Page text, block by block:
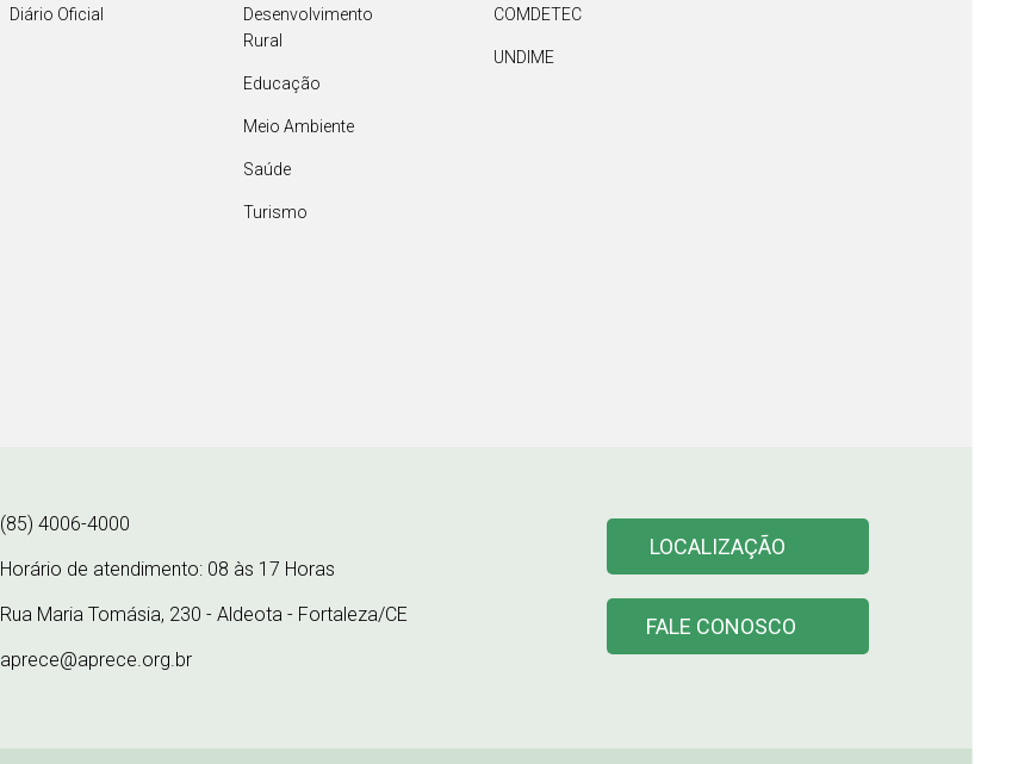
Diário Oficial
Desenvolvimento
Rural
Educação
Meio Ambiente
Saúde
Turismo
COMDETEC
UNDIME
(85) 4006-4000
Horário de atendimento: 08 às 17 Horas
Rua Maria Tomásia, 230 - Aldeota - Fortaleza/CE
aprece@aprece.org.br
LOCALIZAÇÃO
FALE CONOSCO